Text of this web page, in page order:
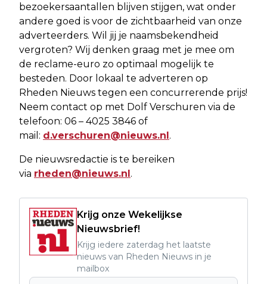
bezoekersaantallen blijven stijgen, wat onder
andere goed is voor de zichtbaarheid van onze
adverteerders. Wil jij je naamsbekendheid
vergroten? Wij denken graag met je mee om
de reclame-euro zo optimaal mogelijk te
besteden. Door lokaal te adverteren op
Rheden Nieuws tegen een concurrerende prijs!
Neem contact op met Dolf Verschuren via de
telefoon: 06 – 4025 3846 of
mail: d.verschuren@nieuws.nl.
De nieuwsredactie is te bereiken
via rheden@nieuws.nl.
Krijg onze Wekelijkse
Nieuwsbrief!
Krijg iedere zaterdag het laatste
nieuws van Rheden Nieuws in je
mailbox